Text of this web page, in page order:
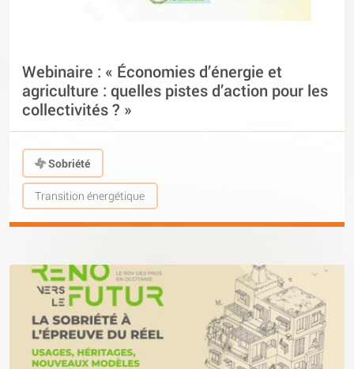
Webinaire : « Économies d’énergie et
agriculture : quelles pistes d’action pour les
collectivités ? »
Sobriété
Transition énergétique